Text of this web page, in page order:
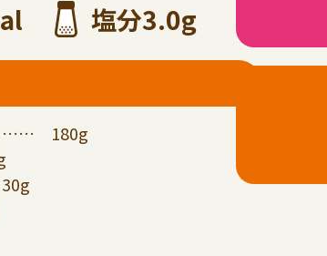
塩分3.0g
…… 180g